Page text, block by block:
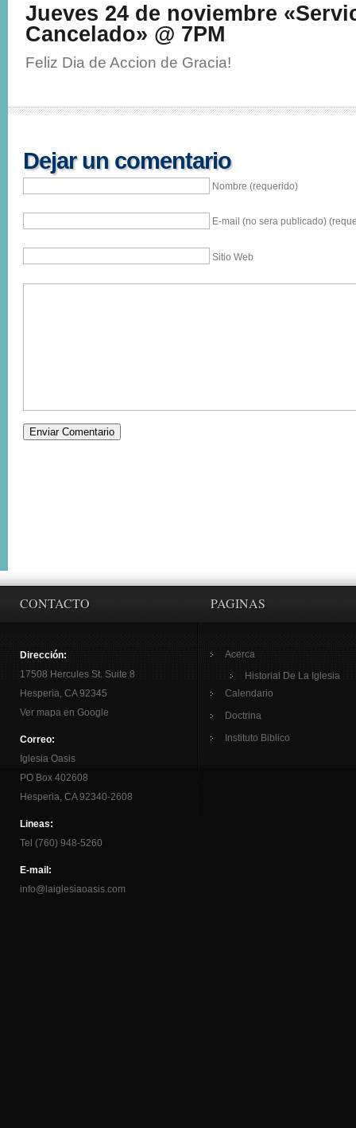
Jueves 24 de noviembre
Cancelado» @ 7PM
Feliz Dia de Accion de Gracia!
Dejar un comentario
Nombre (requerido)
E-mail (no sera publicado)
Sitio Web
CONTACTO
Dirección:
17508 Hercules St. Suite 8
Hesperia, CA 92345
Ver mapa en Google
Correo:
Iglesia Oasis
PO Box 402608
Hesperia, CA 92340-2608
Lineas:
Tel (760) 948-5260
E-mail:
info@laiglesiaoasis.com
PAGINAS
Acerca
Historial De La Iglesia
Calendario
Doctrina
Instituto Biblico